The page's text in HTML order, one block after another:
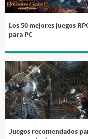
Los 50 mejores juegos
para PC
Juegos recomendados